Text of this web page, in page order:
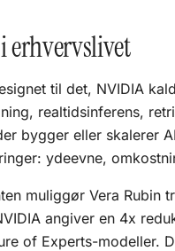
erhvervslivet
til det, NVIDIA
realtidsinferens,
bygger eller skalerer
ydeevne,
muliggør Vera Rubin
angiver en 4x
of Experts-modeller.